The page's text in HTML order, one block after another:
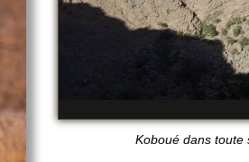
Koboué dans toute